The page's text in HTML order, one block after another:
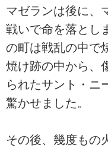
マゼランは後に、
戦いで命を落とし
の町は戦乱の中で
焼け跡の中から、
られたサント・ニ
驚かせました。
その後、幾度もの